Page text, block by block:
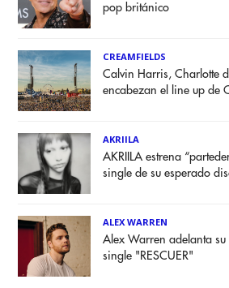
pop británico
CREAMFIELDS
Calvin Harris, Charlotte
encabezan el line up de
AKRIILA
AKRIILA estrena
single de su esperado
ALEX WARREN
Alex Warren adelanta
single "RESCUER"